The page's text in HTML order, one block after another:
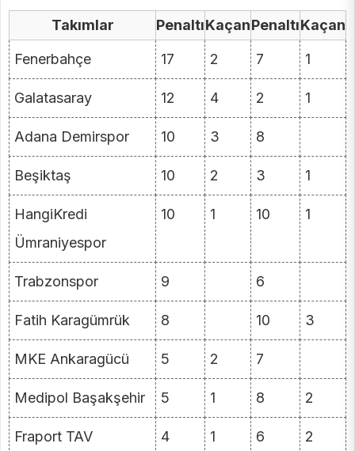
Takımlar PenaltıKaçanPenaltıKaçan
Fenerbahçe 17 2 7 1
Galatasaray 12 4 2 1
Adana Demirspor 10 3 8
Beşiktaş 10 2 3 1
HangiKredi
Ümraniyespor
10 1 10 1
Trabzonspor 9 6
Fatih Karagümrük 8 10 3
MKE Ankaragücü 5 2 7
Medipol Başakşehir 5 1 8 2
Fraport TAV
4 1 6 2